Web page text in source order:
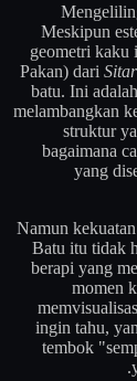
Meskipun
geometri kaku
Pakan) dari
batu. Ini
melambangkan
struktur
bagaimana
yang
Namun
Batu itu tidak
berapi yang
momen
ingin tahu,
tembok